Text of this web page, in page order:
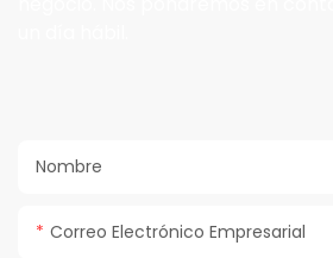
Nombre
Correo Electrónico Empresarial